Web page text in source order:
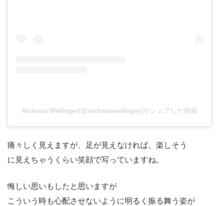
Andreas Wellinger(@andreaswellinger)がシェアした投稿
痛々しく見えますが、足が見えなければ、楽しそう
に見えちゃうくらい笑顔で写っていますね。
悔しい思いもしたと思いますが
こういう時も心配させないように明るく振る舞う姿が